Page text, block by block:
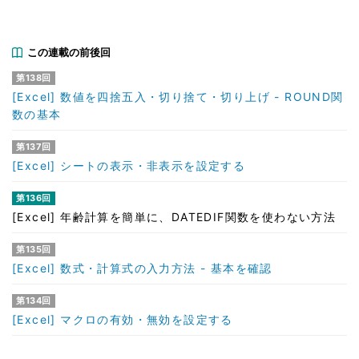
この連載の前後回
第138回
[Excel] 数値を四捨五入・切り捨て・切り上げ - ROUND関
数の基本
第137回
[Excel] シートの表示・非表示を設定する
第136回
[Excel] 年齢計算を簡単に、DATEDIF関数を使わない方法
第135回
[Excel] 数式・計算式の入力方法 - 基本を確認
第134回
[Excel] マクロの有効・無効を設定する